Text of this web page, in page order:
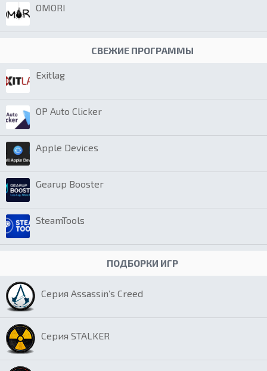
OMORI
СВЕЖИЕ ПРОГРАММЫ
Exitlag
OP Auto Clicker
Apple Devices
Gearup Booster
SteamTools
ПОДБОРКИ ИГР
Серия Assassin’s Creed
Серия STALKER